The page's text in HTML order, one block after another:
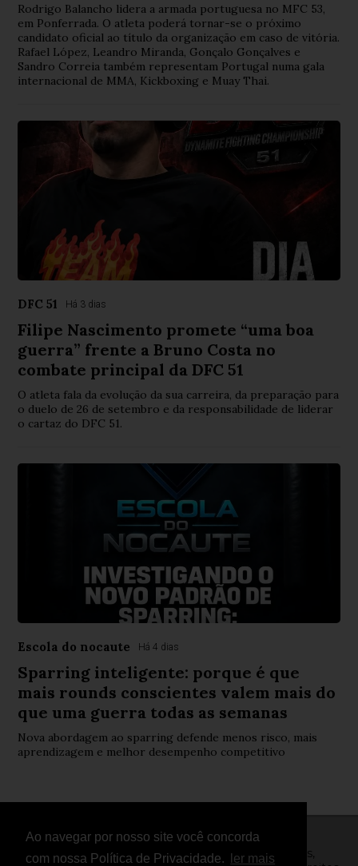
Ao navegar por nosso site você concorda
com nossa Política de Privacidade.
ler mais
Rodrigo Balancho lidera a armada portuguesa no MFC 53,
em Ponferrada. O atleta poderá tornar-se o próximo
candidato oficial ao título da organização em caso de vitória.
Rafael López, Leandro Miranda, Gonçalo Gonçalves e
Sandro Correia também representam Portugal numa gala
internacional de MMA, Kickboxing e Muay Thai.
DFC 51 Há 3 dias
Filipe Nascimento promete “uma boa
guerra” frente a Bruno Costa no
combate principal da DFC 51
O atleta fala da evolução da sua carreira, da preparação para
o duelo de 26 de setembro e da responsabilidade de liderar
o cartaz do DFC 51.
Escola do nocaute Há 4 dias
Sparring inteligente: porque é que
mais rounds conscientes valem mais do
que uma guerra todas as semanas
Nova abordagem ao sparring defende menos risco, mais
aprendizagem e melhor desempenho competitivo
© Copyright 2026 - FightNews - Atletas, Equipas,